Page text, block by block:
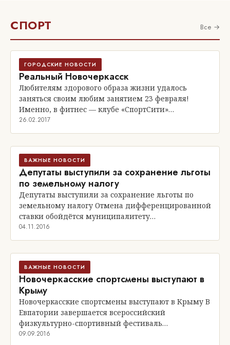
СПОРТ Все →
ГОРОДСКИЕ НОВОСТИ
Реальный Новочеркасск
Любителям здорового образа жизни удалось
заняться своим любим занятием 23 февраля!
Именно, в фитнес — клубе «СпортСити»…
26.02.2017
ВАЖНЫЕ НОВОСТИ
Депутаты выступили за сохранение льготы
по земельному налогу
Депутаты выступили за сохранение льготы по
земельному налогу Отмена дифференцированной
ставки обойдётся муниципалитету…
04.11.2016
ВАЖНЫЕ НОВОСТИ
Новочеркасские спортсмены выступают в
Крыму
Новочеркасские спортсмены выступают в Крыму В
Евпатории завершается всероссийский
физкультурно-спортивный фестиваль…
09.09.2016